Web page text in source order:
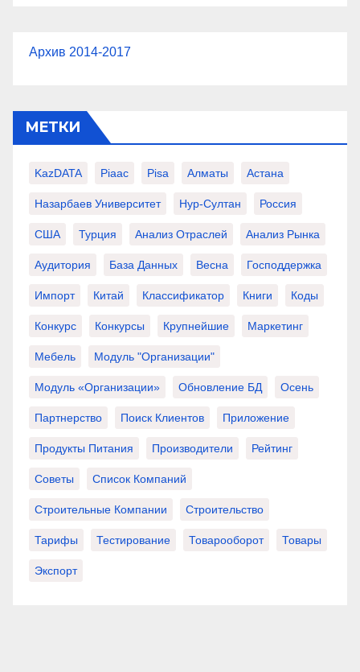
Архив 2014-2017
МЕТКИ
KazDATA Piaac Pisa Алматы Астана
Назарбаев Университет Нур-Султан Россия
США Турция Анализ Отраслей Анализ Рынка
Аудитория База Данных Весна Господдержка
Импорт Китай Классификатор Книги Коды
Конкурс Конкурсы Крупнейшие Маркетинг
Мебель Модуль "Организации"
Модуль «Организации» Обновление БД Осень
Партнерство Поиск Клиентов Приложение
Продукты Питания Производители Рейтинг
Советы Список Компаний
Строительные Компании Строительство
Тарифы Тестирование Товарооборот Товары
Экспорт